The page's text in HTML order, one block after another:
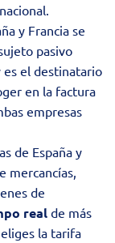
y Francia se
pasivo
es el destinatario
en la factura
empresas
de España y
mercancías,
de
realde más
la tarifa